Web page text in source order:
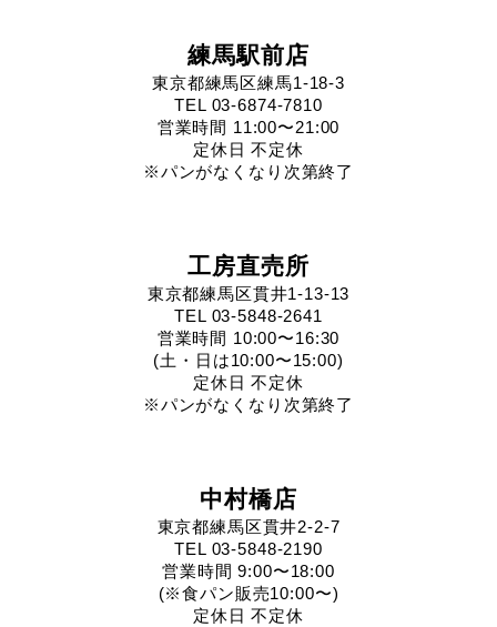
練馬駅前店
東京都練馬区練馬1-18-3
TEL 03-6874-7810
営業時間 11:00〜21:00
定休日 不定休
※パンがなくなり次第終了
工房直売所
東京都練馬区貫井1-13-13
TEL 03-5848-2641
営業時間 10:00〜16:30
(土・日は10:00〜15:00)
定休日 不定休
※パンがなくなり次第終了
中村橋店
東京都練馬区貫井2-2-7
TEL 03-5848-2190
営業時間 9:00〜18:00
(※食パン販売10:00〜)
定休日 不定休